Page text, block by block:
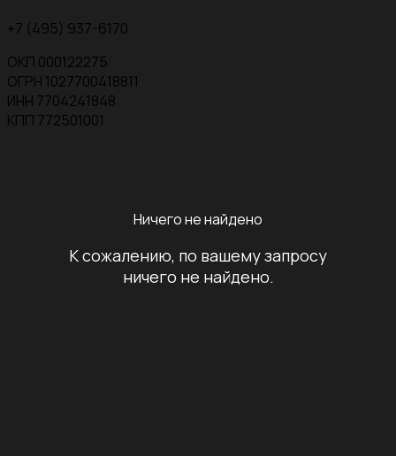
+7 (495) 937-6170
ОКП 000122275
ОГРН 1027700418811
ИНН 7704241848
КПП 772501001
Ничего не найдено
К сожалению, по вашему запросу
ничего не найдено.